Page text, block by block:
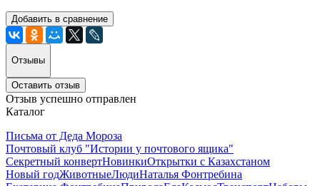
Добавить в сравнение
Отзывы
Оставить отзыв
Отзыв успешно отправлен
Каталог
Письма от Деда Мороза
Почтовый клуб "Истории у почтового ящика"
Секретный конвертНовинкиОткрытки с Казахстаном
Новый годЖивотныеЛюдиНаталья Фонтребина